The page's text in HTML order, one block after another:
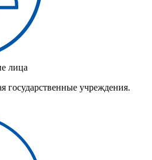
лица
государственные учреждения.